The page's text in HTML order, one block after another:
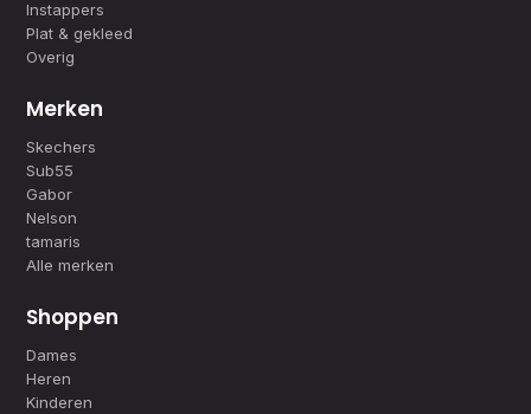
Instappers
Plat & gekleed
Overig
Merken
Skechers
Sub55
Gabor
Nelson
tamaris
Alle merken
Shoppen
Dames
Heren
Kinderen